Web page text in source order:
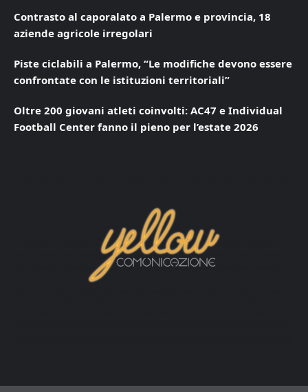
Contrasto al caporalato a Palermo e provincia, 18
aziende agricole irregolari
Piste ciclabili a Palermo, “Le modifiche devono essere
confrontate con le istituzioni territoriali”
Oltre 200 giovani atleti coinvolti: AC47 e Individual
Football Center fanno il pieno per l’estate 2026